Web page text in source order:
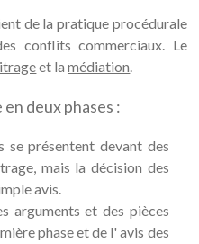
de la pratique procédurale
conflits commerciaux. Le
et lamédiation.
deux phases :
se présentent devant des
mais la décision des
avis.
arguments et des pièces
phase et de l' avis des